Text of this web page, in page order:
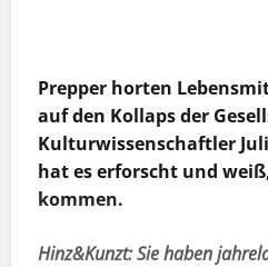
Prepper horten
auf den Kollaps der
Kulturwissenschaftler
hat es erforscht und
kommen.
Hinz&Kunzt:Sie haben